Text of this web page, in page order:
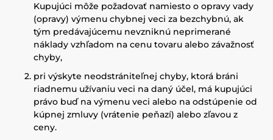
Kupujúci môže požadovať namiesto o opravy vady
(opravy) výmenu chybnej veci za bezchybnú, ak
tým predávajúcemu nevzniknú neprimerané
náklady vzhľadom na cenu tovaru alebo závažnosť
chyby,
pri výskyte neodstrániteľnej chyby, ktorá bráni
riadnemu užívaniu veci na daný účel, má kupujúci
právo buď na výmenu veci alebo na odstúpenie od
kúpnej zmluvy (vrátenie peňazí) alebo zľavou z
ceny.